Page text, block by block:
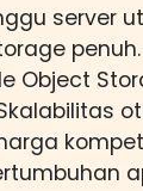
server
penuh.
Object